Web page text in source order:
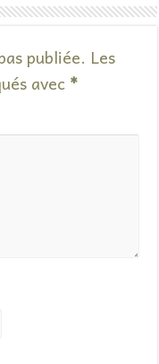
publiée. Les
avec *